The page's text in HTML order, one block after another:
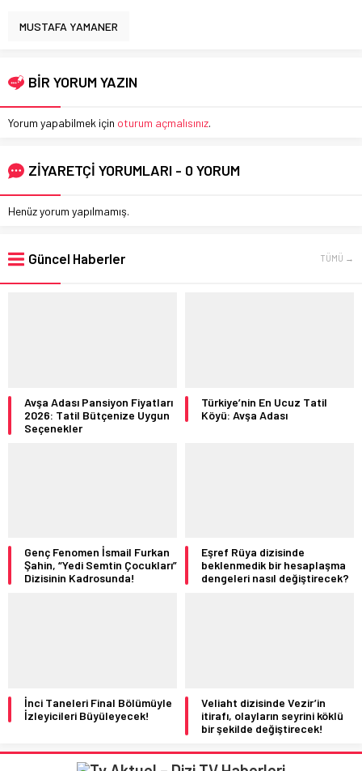
MUSTAFA YAMANER
BİR YORUM YAZIN
Yorum yapabilmek için oturum açmalısınız.
ZİYARETÇİ YORUMLARI - 0 YORUM
Henüz yorum yapılmamış.
Güncel Haberler TÜMÜ →
Avşa Adası Pansiyon Fiyatları
2026: Tatil Bütçenize Uygun
Seçenekler
Türkiye’nin En Ucuz Tatil
Köyü: Avşa Adası
Genç Fenomen İsmail Furkan
Şahin, “Yedi Semtin Çocukları”
Dizisinin Kadrosunda!
Eşref Rüya dizisinde
beklenmedik bir hesaplaşma
dengeleri nasıl değiştirecek?
İnci Taneleri Final Bölümüyle
İzleyicileri Büyüleyecek!
Veliaht dizisinde Vezir’in
itirafı, olayların seyrini köklü
bir şekilde değiştirecek!